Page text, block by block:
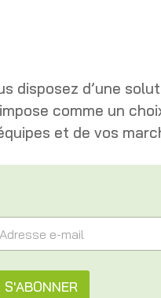
disposez d’une
comme un
et de vos
S'ABONNER